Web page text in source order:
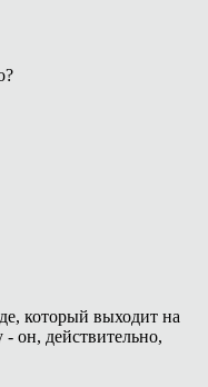
который выходит на
он, действительно,